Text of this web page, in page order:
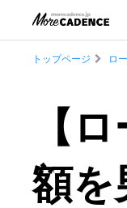
トップページ ロ
【
額を